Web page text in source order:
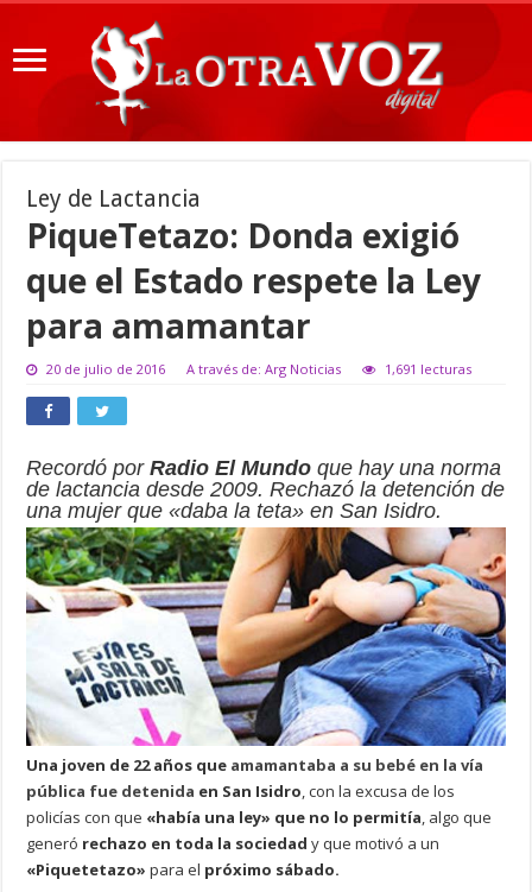
Ley de Lactancia
PiqueTetazo: Donda exigió
que el Estado respete la Ley
para amamantar
20 de julio de 2016 A través de: Arg Noticias 1,691 lecturas
Recordó porRadio El Mundo que hay una norma
de lactancia desde 2009. Rechazó la detención de
una mujer que «daba la teta» en San Isidro.
Una joven de 22 años que amamantaba a su bebé en la vía
pública fue detenida en San Isidro, con la excusa de los
policías con que «había una ley» que no lo permitía, algo que
generó rechazo en toda la sociedad y que motivó a un
«Piquetetazo»para el próximo sábado.